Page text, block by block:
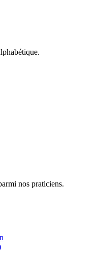
nos praticiens.